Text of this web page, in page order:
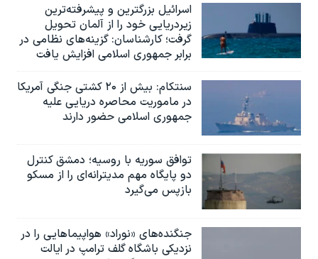
اسرائيل بزرگترین و پیشرفته‌ترین
زیردریایی خود را از آلمان تحویل
گرفت؛ کارشناسان: گزینه‌های نظامی در
برابر جمهوری اسلامی افزایش یافت
سنتکام: بیش از ۲۰ کشتی جنگی آمریکا
در ماموریت محاصره دریایی علیه
جمهوری اسلامی حضور دارند
توافق سوریه با روسیه؛ دمشق کنترل
دو پایگاه مهم مدیترانه‌ای را از مسکو
بازپس می‌گیرد
جنگنده‌های «نوراد» هواپیماهایی را در
نزدیکی باشگاه گلف ترامپ در ایالت